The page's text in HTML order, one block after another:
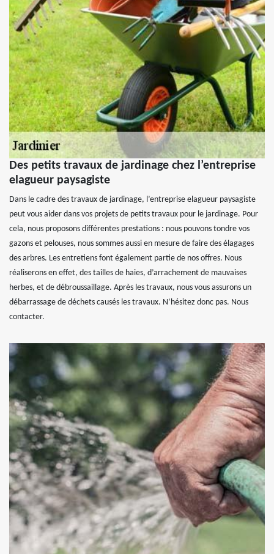
Des petits travaux de jardinage chez l’entreprise
elagueur paysagiste
Dans le cadre des travaux de jardinage, l’entreprise elagueur paysagiste
peut vous aider dans vos projets de petits travaux pour le jardinage. Pour
cela, nous proposons différentes prestations : nous pouvons tondre vos
gazons et pelouses, nous sommes aussi en mesure de faire des élagages
des arbres. Les entretiens font également partie de nos offres. Nous
réaliserons en effet, des tailles de haies, d’arrachement de mauvaises
herbes, et de débroussaillage. Après les travaux, nous vous assurons un
débarrassage de déchets causés les travaux. N’hésitez donc pas. Nous
contacter.